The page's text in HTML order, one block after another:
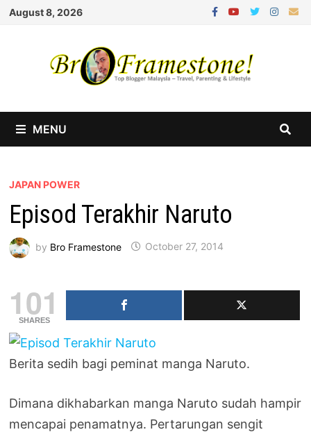
Skip
August 8, 2026
MENU
JAPAN POWER
Episod Terakhir Naruto
by Bro Framestone October 27, 2014
101
SHARES
Berita sedih bagi peminat manga Naruto.
Dimana dikhabarkan manga Naruto sudah hampir
mencapai penamatnya. Pertarungan sengit